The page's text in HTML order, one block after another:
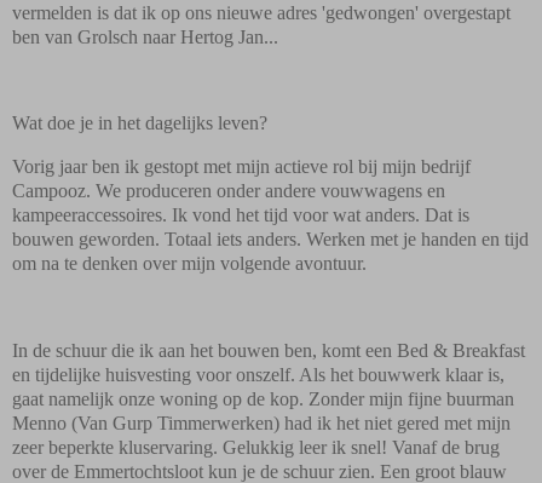
vermelden is dat ik op ons nieuwe adres 'gedwongen' overgestapt
ben van Grolsch naar Hertog Jan...
Wat doe je in het dagelijks leven?
Vorig jaar ben ik gestopt met mijn actieve rol bij mijn bedrijf
Campooz. We produceren onder andere vouwwagens en
kampeeraccessoires. Ik vond het tijd voor wat anders. Dat is
bouwen geworden. Totaal iets anders. Werken met je handen en tijd
om na te denken over mijn volgende avontuur.
In de schuur die ik aan het bouwen ben, komt een Bed & Breakfast
en tijdelijke huisvesting voor onszelf. Als het bouwwerk klaar is,
gaat namelijk onze woning op de kop. Zonder mijn fijne buurman
Menno (Van Gurp Timmerwerken) had ik het niet gered met mijn
zeer beperkte kluservaring. Gelukkig leer ik snel! Vanaf de brug
over de Emmertochtsloot kun je de schuur zien. Een groot blauw